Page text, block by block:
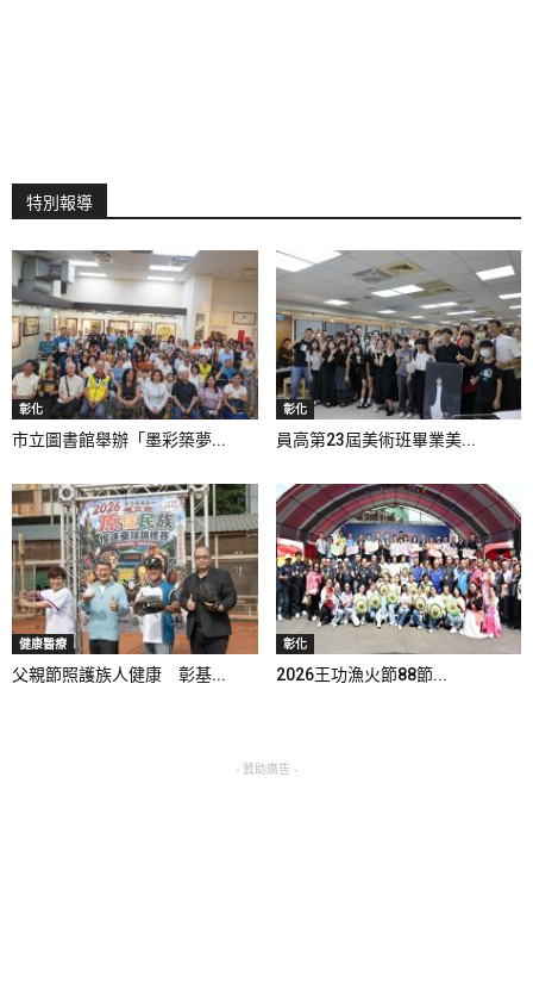
特別報導
彰化
市立圖書館舉辦「墨彩築夢...
彰化
員高第23屆美術班畢業美...
健康醫療
父親節照護族人健康 彰基...
彰化
2026王功漁火節88節...
- 贊助廣告 -